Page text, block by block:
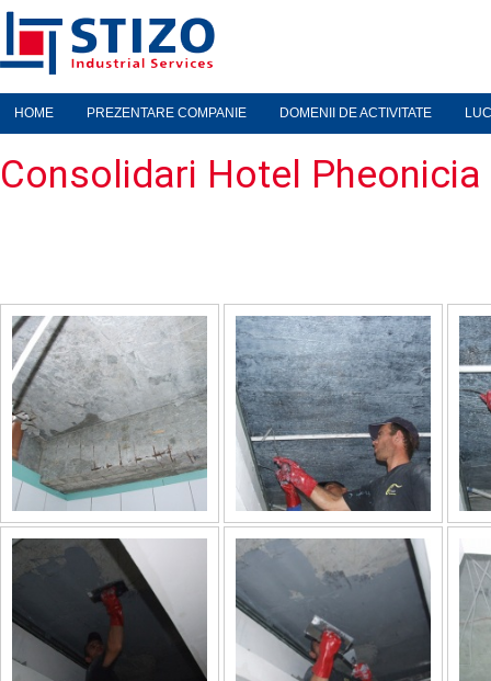
HOME PREZENTARE COMPANIE DOMENII DE ACTIVITATE
Consolidari Hotel